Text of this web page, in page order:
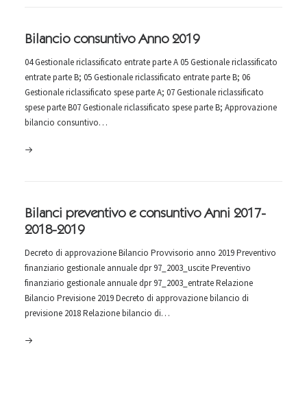
Bilancio consuntivo Anno 2019
04 Gestionale riclassificato entrate parte A 05 Gestionale riclassificato
entrate parte B; 05 Gestionale riclassificato entrate parte B; 06
Gestionale riclassificato spese parte A; 07 Gestionale riclassificato
spese parte B07 Gestionale riclassificato spese parte B; Approvazione
bilancio consuntivo…
Bilanci preventivo e consuntivo Anni 2017-
2018-2019
Decreto di approvazione Bilancio Provvisorio anno 2019 Preventivo
finanziario gestionale annuale dpr 97_2003_uscite Preventivo
finanziario gestionale annuale dpr 97_2003_entrate Relazione
Bilancio Previsione 2019 Decreto di approvazione bilancio di
previsione 2018 Relazione bilancio di…